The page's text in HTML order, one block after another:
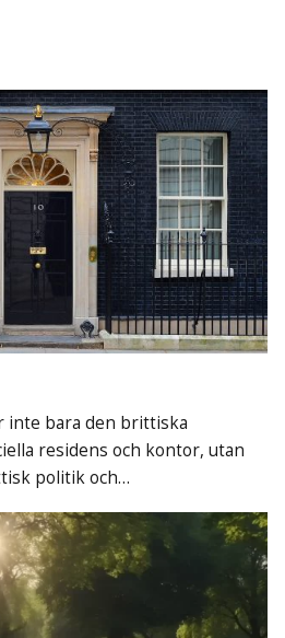
inte bara den brittiska
residens och kontor, utan
politik och…